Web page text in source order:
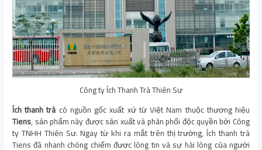
Công ty Ích Thanh Trà Thiên Sư
Ích thanh tràcó nguồn gốc xuất xứ từ Việt Nam thuộc thương hiệu
Tiens, sản phẩm này được sản xuất và phân phối độc quyền bởi Công
ty TNHH Thiên Sư. Ngay từ khi ra mắt trên thị trường, Ích thanh trà
Tiens đã nhanh chóng chiếm được lòng tin và sự hài lòng của người